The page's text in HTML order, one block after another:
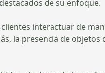
de su enfoque.
interactuar de
la presencia de